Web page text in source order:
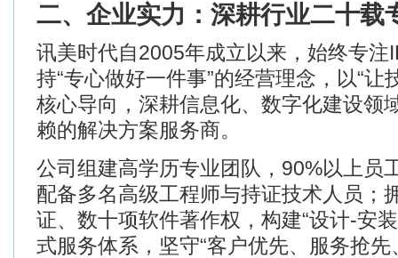
二、企业实力：深耕行业二十载
讯美时代自2005年成立以来，始终专注
持“专心做好一件事”的经营理念，以“让
核心导向，深耕信息化、数字化建设领
赖的解决方案服务商。
公司组建高学历专业团队， 90%以上员
配备多名高级工程师与持证技术人员；
证、数十项软件著作权，构建“设计-安装
式服务体系，坚守“客户优先、服务抢